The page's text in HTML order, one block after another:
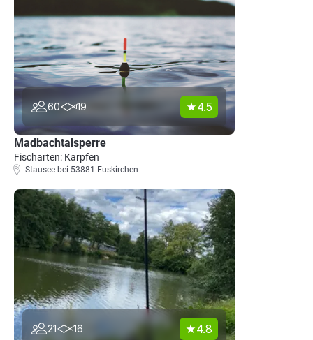
60 19 4.5
Madbachtalsperre
Fischarten: Karpfen
Stausee bei 53881 Euskirchen
21 16 4.8